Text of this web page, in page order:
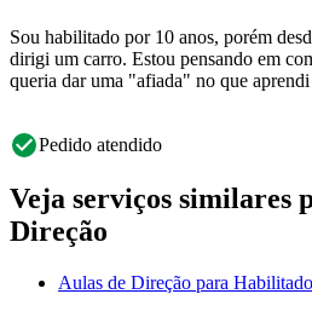
Sou habilitado por 10 anos, porém
dirigi um carro. Estou pensando em
queria dar uma "afiada" no que aprendi
Pedido atendido
Veja serviços similares
Direção
Aulas de Direção para